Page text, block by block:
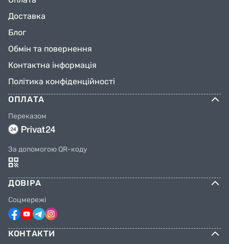
Доставка
Блог
Обмін та повернення
Контактна інформація
Політика конфіденційності
ОПЛАТА
Переказом
За допомогою QR-коду
ДОВІРА
Соцмережі
КОНТАКТИ